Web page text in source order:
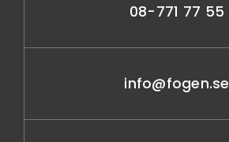
08-771 77 55
info@fogen.se